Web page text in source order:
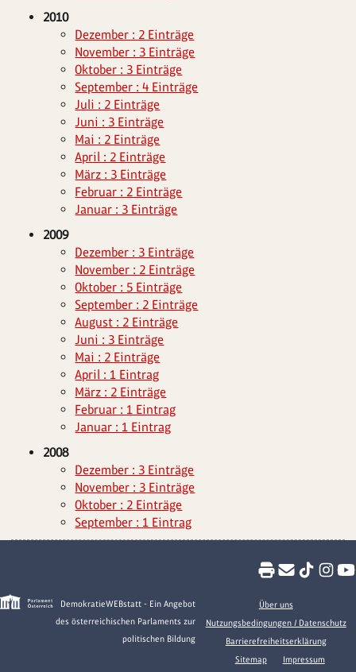
2010
Dezember : 2 Einträge
November : 3 Einträge
Oktober : 3 Einträge
September : 4 Einträge
Juli : 2 Einträge
Juni : 3 Einträge
Mai : 2 Einträge
April : 2 Einträge
März : 3 Einträge
Februar : 2 Einträge
Januar : 3 Einträge
2009
Dezember : 3 Einträge
November : 2 Einträge
Oktober : 5 Einträge
September : 2 Einträge
August : 2 Einträge
Juni : 3 Einträge
Mai : 2 Einträge
April : 1 Eintrag
März : 2 Einträge
Februar : 1 Eintrag
Januar : 1 Eintrag
2008
Dezember : 3 Einträge
November : 3 Einträge
Oktober : 2 Einträge
September : 1 Eintrag
DemokratieWEBstatt - Ein Angebot
des österreichischen Parlaments zur
politischen Bildung
Über uns
Nutzungsbedingungen / Datenschutz
Barrierefreiheitserklärung
Sitemap
Impressum